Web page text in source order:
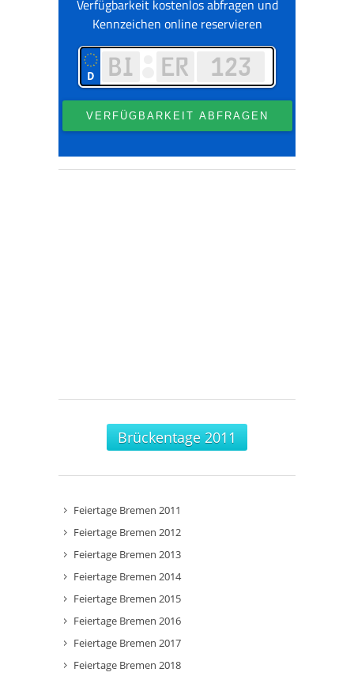
Brückentage 2011
Feiertage Bremen 2011
Feiertage Bremen 2012
Feiertage Bremen 2013
Feiertage Bremen 2014
Feiertage Bremen 2015
Feiertage Bremen 2016
Feiertage Bremen 2017
Feiertage Bremen 2018